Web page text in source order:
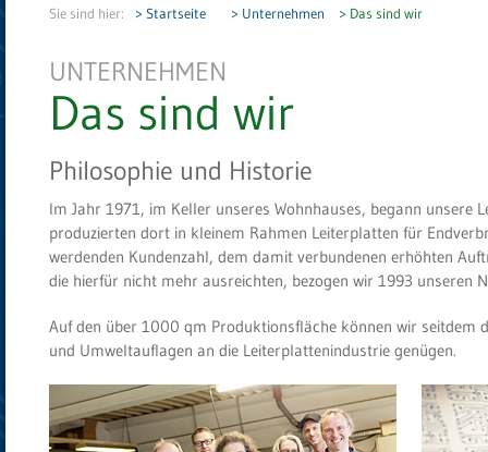
Sie sind hier: > Startseite > Unternehmen > Das sind wir
UNTERNEHMEN
Das sind wir
Philosophie und Historie
Im Jahr 1971, im Keller unseres Wohnhauses, begann unsere
produzierten dort in kleinem Rahmen Leiterplatten für
werdenden Kundenzahl, dem damit verbundenen erhöhten
die hierfür nicht mehr ausreichten, bezogen wir 1993 unseren
Auf den über 1000 qm Produktionsfläche können wir seitdem
und Umweltauflagen an die Leiterplattenindustrie genügen.